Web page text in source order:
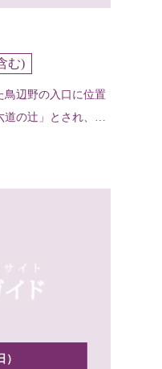
む)
鳥辺野の入口に位置
道の辻」とされ、お